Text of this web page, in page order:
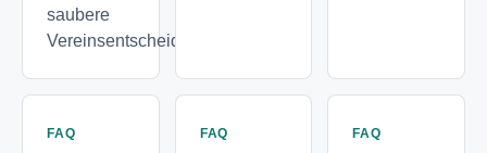
saubere
Vereinsentscheidung.
FAQ FAQ FAQ